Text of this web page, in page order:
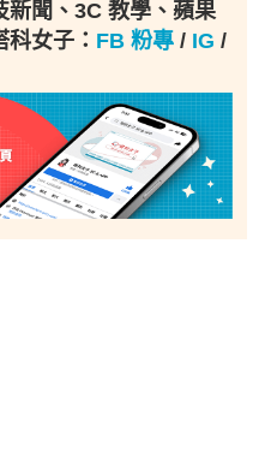
新聞、3C 教學、蘋果
女子： FB 粉專 / IG /